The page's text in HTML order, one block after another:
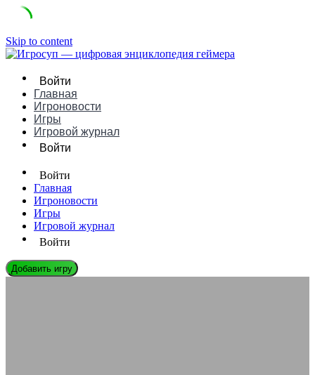
Skip to content
Войти
Главная
Игроновости
Игры
Игровой журнал
Войти
Войти
Главная
Игроновости
Игры
Игровой журнал
Войти
Добавить игру